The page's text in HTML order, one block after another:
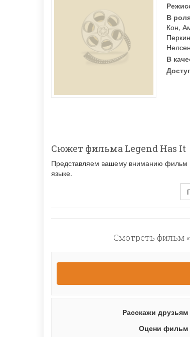
В
Кон,
Нелсен
В
Сюжет фильма Legend Has It
Представляем вашему вниманию фильм
языке.
Смотреть фильм
Расскажи друзьям
Оцени фильм